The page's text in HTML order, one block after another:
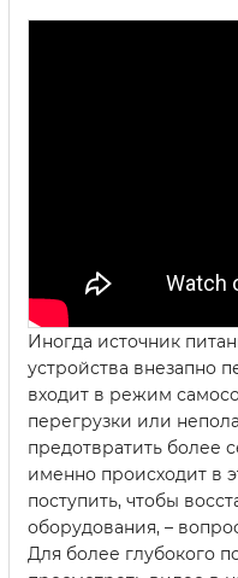
Иногда источник
устройства внезапно
входит в режим
перегрузки или
предотвратить более
именно происходит в
поступить, чтобы
оборудования, –
Для более глубокого